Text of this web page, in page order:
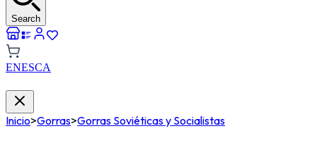
Search
ENESCA
Inicio>Gorras>Gorras Soviéticas y Socialistas